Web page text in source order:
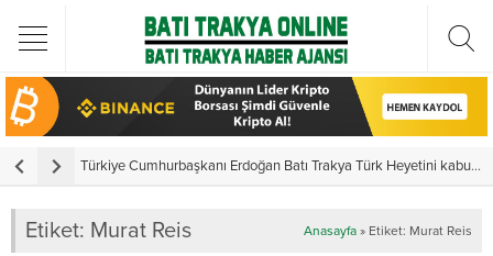
Türkiye Cumhurbaşkanı Erdoğan Batı Trakya Türk Heyetini kabul etti
Anasayfa » Etiket: Murat Reis
Etiket: Murat Reis